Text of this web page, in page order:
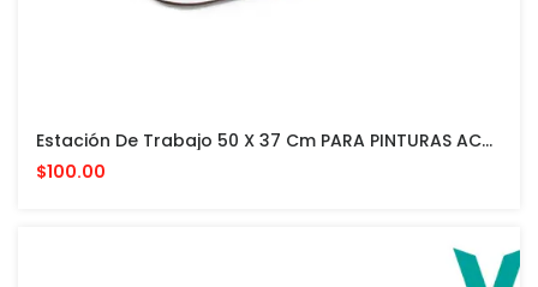
Estación De Trabajo 50 X 37 Cm PARA PINTURAS ACRILICAS VALLEJO Y ACCESORIOS
$100.00